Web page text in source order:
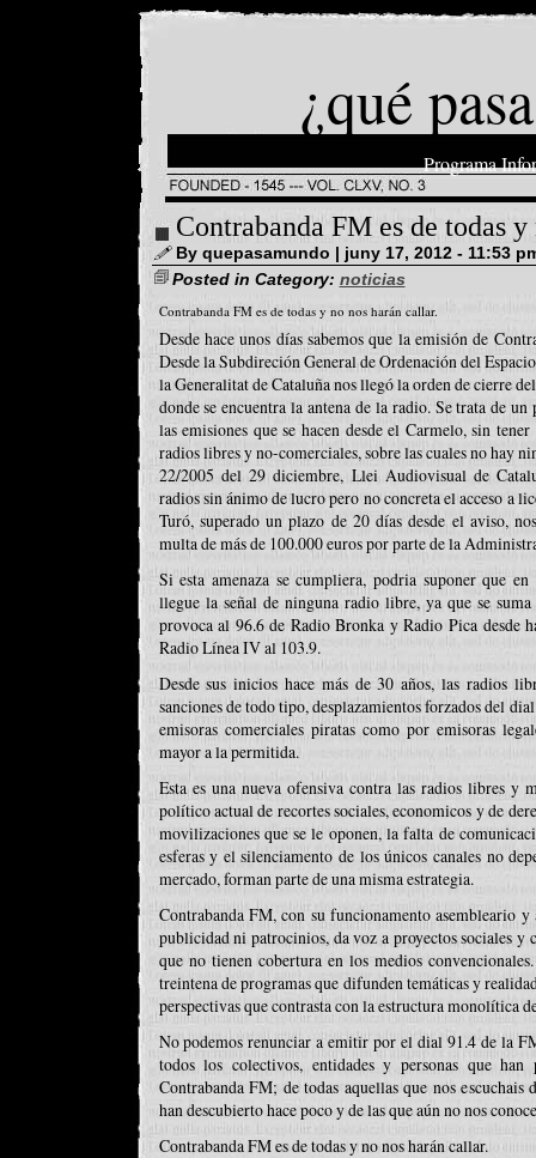
¿qué
Programa
Contrabanda FM es de todas
By quepasamundo | juny 17, 2012 - 11:53
Posted in Category: noticias
Contrabanda FM es de todas y no nos harán callar.
Desde hace unos días sabemos que la emisión de
Desde la Subdireción General de Ordenación del
la Generalitat de Cataluña nos llegó la orden de cierre
donde se encuentra la antena de la radio. Se trata de
las emisiones que se hacen desde el Carmelo, sin
radios libres y no-comerciales, sobre las cuales no hay
22/2005 del 29 diciembre, Llei Audiovisual de
radios sin ánimo de lucro pero no concreta el acceso a
Turó, superado un plazo de 20 días desde el aviso,
multa de más de 100.000 euros por parte de la
Si esta amenaza se cumpliera, podria suponer que
llegue la señal de ninguna radio libre, ya que se
provoca al 96.6 de Radio Bronka y Radio Pica desde
Radio Línea IV al 103.9.
Desde sus inicios hace más de 30 años, las radios
sanciones de todo tipo, desplazamientos forzados del
emisoras comerciales piratas como por emisoras
mayor a la permitida.
Esta es una nueva ofensiva contra las radios libres y
político actual de recortes sociales, economicos y de
movilizaciones que se le oponen, la falta de
esferas y el silenciamento de los únicos canales no
mercado, forman parte de una misma estrategia.
Contrabanda FM, con su funcionamento asembleario y
publicidad ni patrocinios, da voz a proyectos sociales
que no tienen cobertura en los medios
treintena de programas que difunden temáticas y
perspectivas que contrasta con la estructura monolítica
No podemos renunciar a emitir por el dial 91.4 de la
todos los colectivos, entidades y personas que
Contrabanda FM; de todas aquellas que nos escuchais
han descubierto hace poco y de las que aún no nos
Contrabanda FM es de todas y no nos harán callar.